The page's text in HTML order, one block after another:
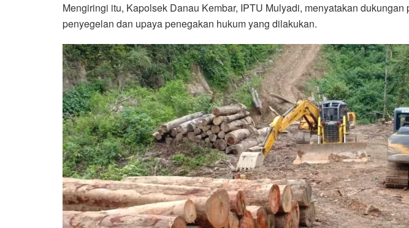
Mengiringi itu, Kapolsek Danau Kembar, IPTU Mulyadi, menyatakan dukungan
penyegelan dan upaya penegakan hukum yang dilakukan.